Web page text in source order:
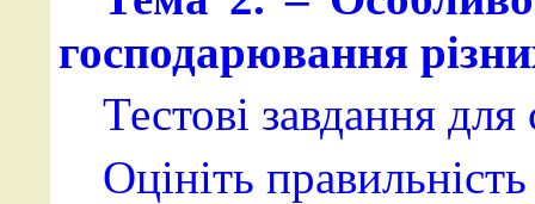
господарювання
Тестові завдання
Оцініть